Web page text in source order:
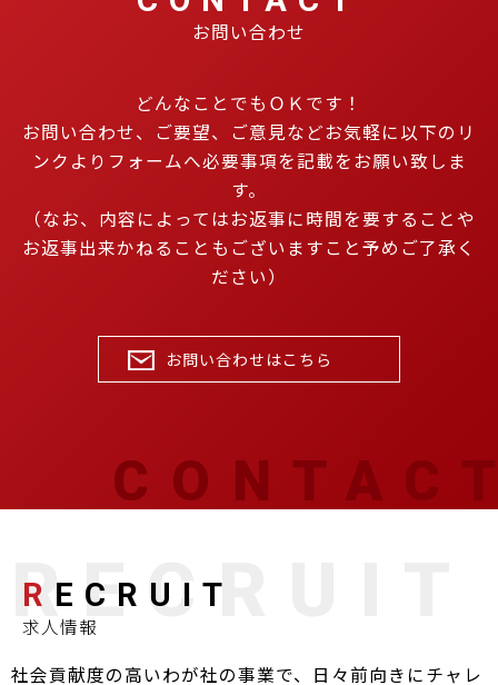
お問い合わせ
どんなことでもＯＫです！
お問い合わせ、ご要望、ご意見などお気軽に以下のリ
ンクよりフォームへ必要事項を記載をお願い致しま
す。
（なお、内容によってはお返事に時間を要することや
お返事出来かねることもございますこと予めご了承く
ださい）
お問い合わせはこちら
R ECRUIT
求人情報
社会貢献度の高いわが社の事業で、日々前向きにチャレ